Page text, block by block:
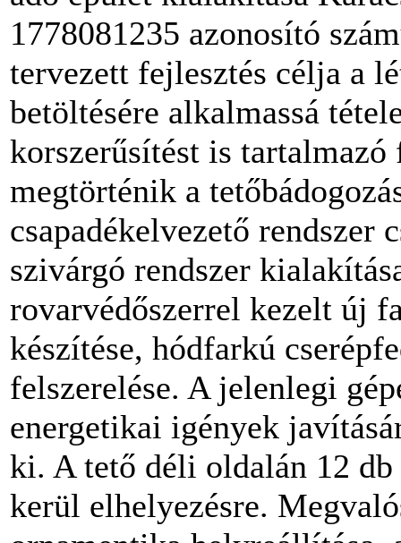
1778081235 azonosító
tervezett fejlesztés célja a
betöltésére alkalmassá
korszerűsítést is
megtörténik a
csapadékelvezető rendszer
szivárgó rendszer
rovarvédőszerrel kezelt új
készítése, hódfarkú
felszerelése. A jelenlegi
energetikai igények
ki. A tető déli oldalán 12
kerül elhelyezésre.